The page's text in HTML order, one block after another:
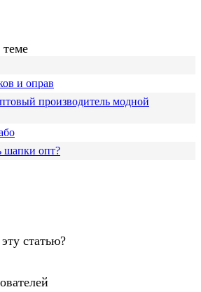
и оправ
производитель модной
шапки опт?
статью?